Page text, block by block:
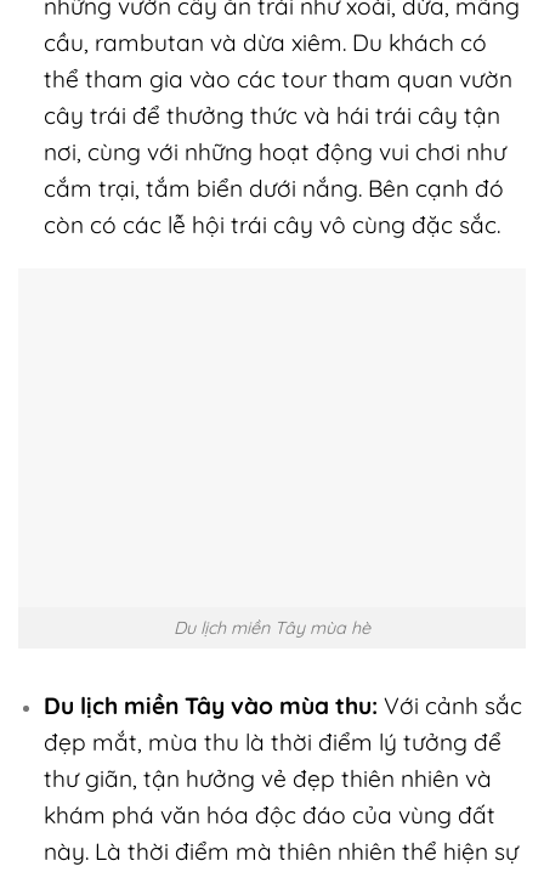
những vườn cây ăn trái như xoài, dừa, mãng
cầu, rambutan và dừa xiêm. Du khách có
thể tham gia vào các tour tham quan vườn
cây trái để thưởng thức và hái trái cây tận
nơi, cùng với những hoạt động vui chơi như
cắm trại, tắm biển dưới nắng. Bên cạnh đó
còn có các lễ hội trái cây vô cùng đặc sắc.
Du lịch miền Tây mùa hè
Du lịch miền Tây vào mùa thu: Với cảnh sắc
đẹp mắt, mùa thu là thời điểm lý tưởng để
thư giãn, tận hưởng vẻ đẹp thiên nhiên và
khám phá văn hóa độc đáo của vùng đất
này. Là thời điểm mà thiên nhiên thể hiện sự